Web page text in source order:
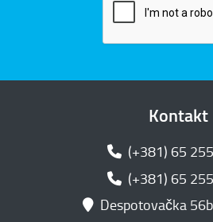
Kontakt
(+381) 65
(+381) 65
Despotovačka